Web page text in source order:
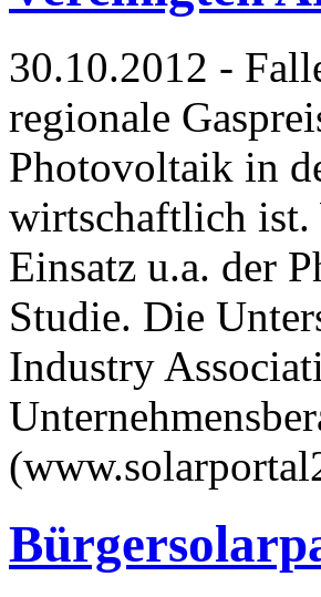
30.10.2012 -
regionale
Photovoltaik in
wirtschaftlich ist.
Einsatz u.a. der
Studie. Die
Industry